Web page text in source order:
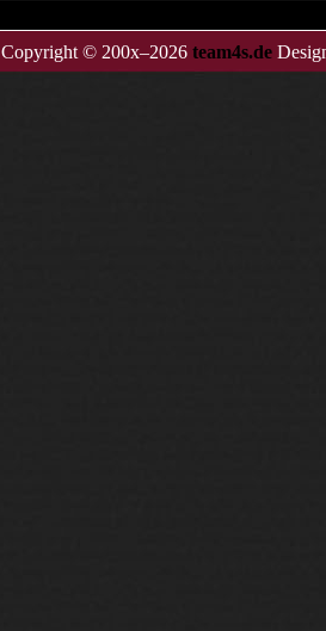
Copyright © 200x–2026 team4s.de